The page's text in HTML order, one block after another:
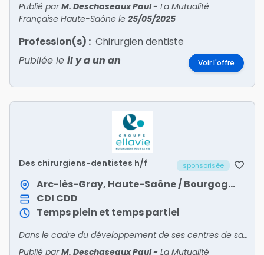
Publié parM. Deschaseaux Paul- La Mutualité
Française Haute-Saône le 25/05/2025
Profession(s) : Chirurgien dentiste
Publiée le il y a un an Voir l'offre
Des chirurgiens-dentistes h/f sponsorisée
Arc-lès-Gray, Haute-Saône / Bourgogne-Franche-Comté
CDI CDD
Temps plein et temps partiel
Dans le cadre du développement de ses centres de santé dentaire mutualistes, Ellavie recrute des chirurgiens-dentistes en Bourgogne-Franche-Comté !Venez exercer votre art dentaire en salariat, au s
Publié parM. Deschaseaux Paul- La Mutualité